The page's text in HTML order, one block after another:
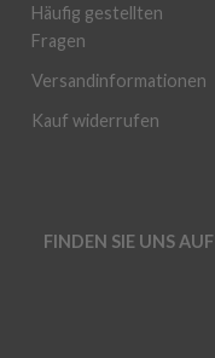
Häufig gestellten
Fragen
Versandinformationen
Kauf widerrufen
FINDEN SIE UNS AUF